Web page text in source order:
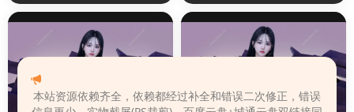
本站资源依赖齐全，依赖都经过补全和错误二次修正，错误